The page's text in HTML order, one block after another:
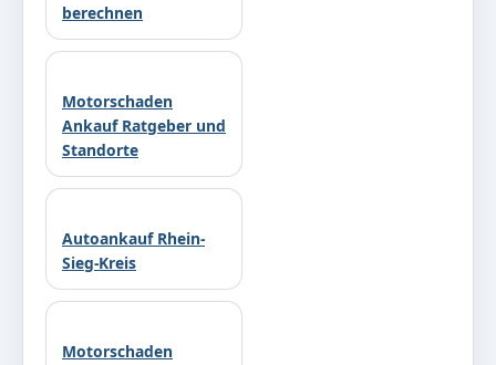
berechnen
Motorschaden
Ankauf Ratgeber und
Standorte
Autoankauf Rhein-
Sieg-Kreis
Motorschaden